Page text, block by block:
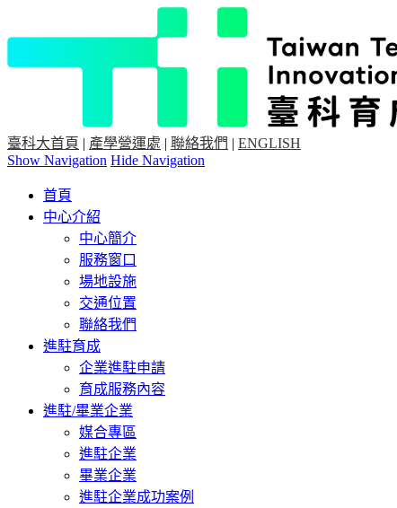
臺科大首頁 | 產學營運處 | 聯絡我們 | ENGLISH
Show Navigation Hide Navigation
首頁
中心介紹
中心簡介
服務窗口
場地設施
交通位置
聯絡我們
進駐育成
企業進駐申請
育成服務內容
進駐/畢業企業
媒合專區
進駐企業
畢業企業
進駐企業成功案例